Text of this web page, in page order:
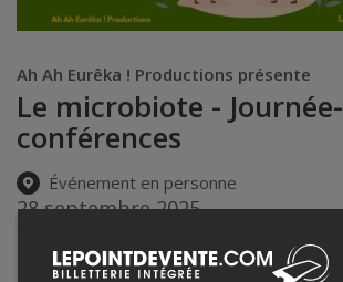
Ah Ah Eurêka ! Productions présente
Le microbiote - Journée-
conférences
Événement en personne
28 septembre 2025
Embassy Plaza